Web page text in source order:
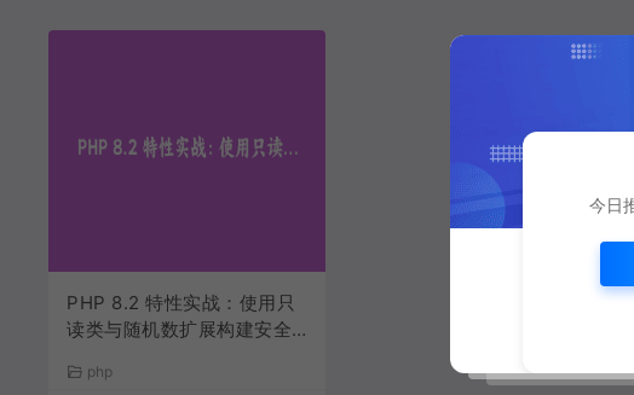
PHP 8.2 特性实战：使用只
读类与随机数扩展构建安全
南 php
今日